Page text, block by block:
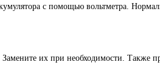
с помощью вольтметра.
их при необходимости. Также